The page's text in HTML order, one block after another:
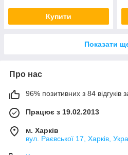
Купити
Показати
Про нас
96% позитивних з 84 відгуків
Працює з 19.02.2013
м. Харків
вул. Раєвської 17, Харків,